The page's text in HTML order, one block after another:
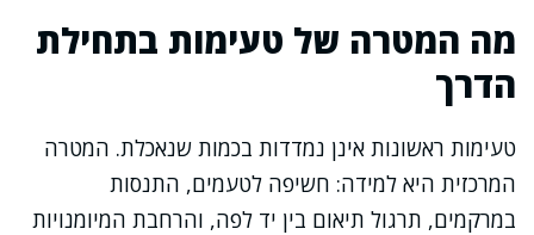
מה המטרה של טעימות בתחילת
הדרך
טעימות ראשונות אינן נמדדות בכמות שנאכלת. המטרה
המרכזית היא למידה: חשיפה לטעמים, התנסות
במרקמים, תרגול תיאום בין יד לפה, והרחבת המיומנויות